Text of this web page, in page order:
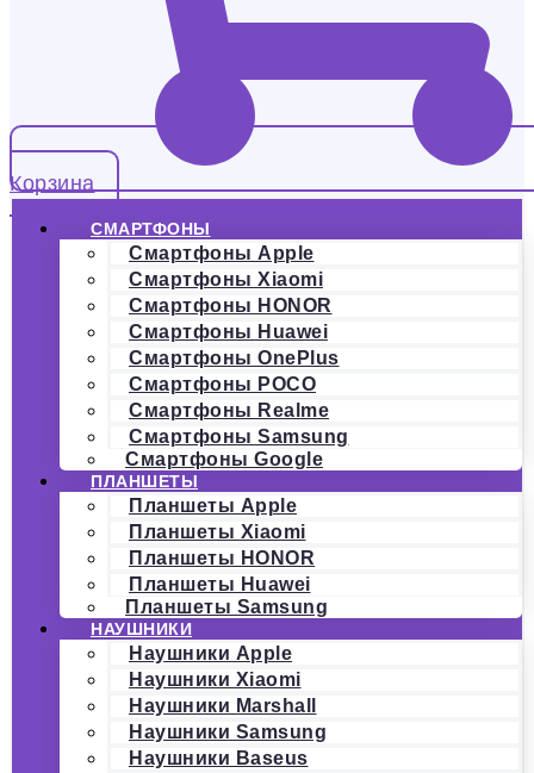
Корзина
СМАРТФОНЫ
Смартфоны Apple
Смартфоны Xiaomi
Смартфоны HONOR
Смартфоны Huawei
Смартфоны OnePlus
Смартфоны POCO
Смартфоны Realme
Смартфоны Samsung
Смартфоны Google
ПЛАНШЕТЫ
Планшеты Apple
Планшеты Xiaomi
Планшеты HONOR
Планшеты Huawei
Планшеты Samsung
НАУШНИКИ
Наушники Apple
Наушники Xiaomi
Наушники Marshall
Наушники Samsung
Наушники Baseus